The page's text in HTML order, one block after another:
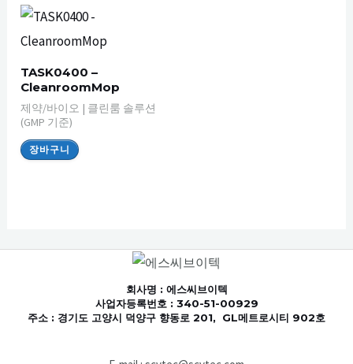
TASK0400 –
CleanroomMop
제약/바이오 | 클린룸 솔루션
(GMP 기준)
장바구니
회사명 : 에스씨브이텍
사업자등록번호 : 340-51-00929
주소 : 경기도 고양시 덕양구 향동로 201, GL메트로시티 902호